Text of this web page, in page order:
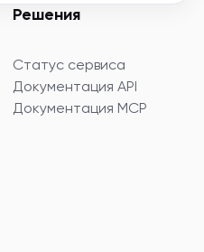
Решения
Статус сервиса
Документация API
Документация MCP